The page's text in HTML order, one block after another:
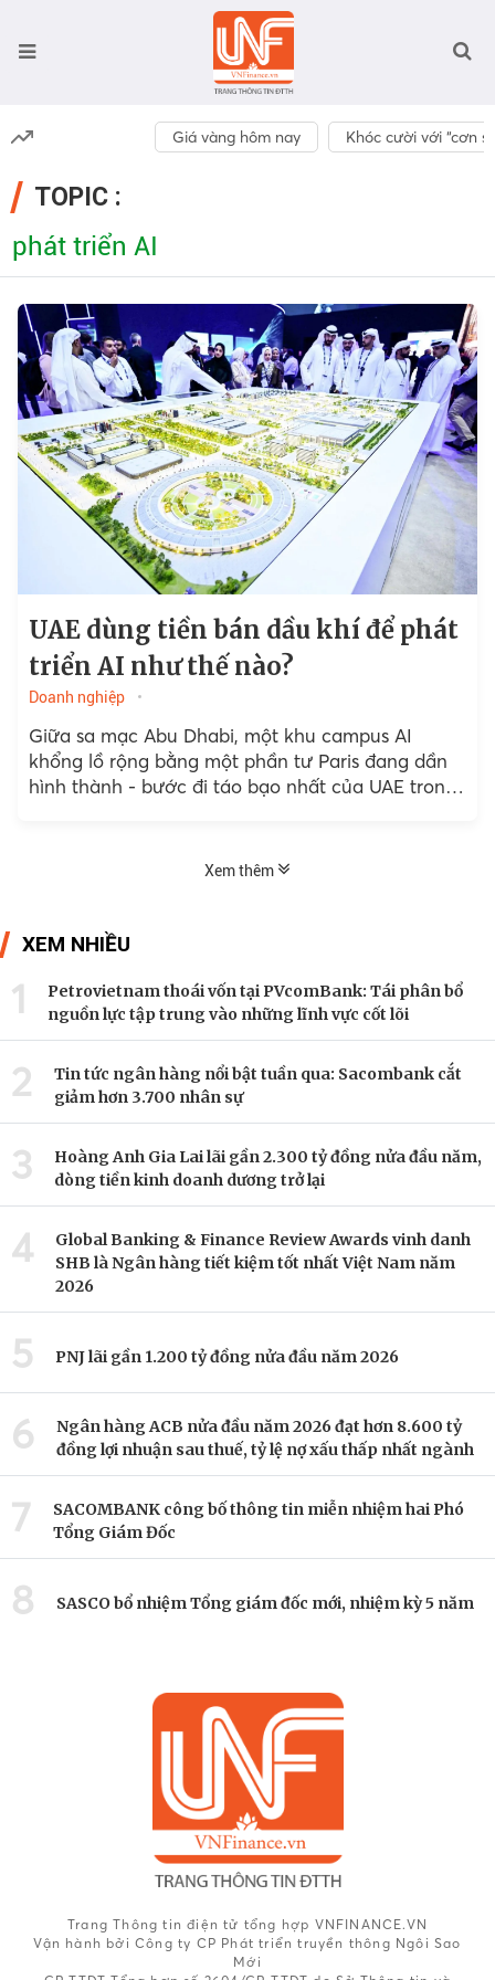
Giá vàng hôm nay Khóc cười với “cơn
TOPIC :
phát triển AI
UAE dùng tiền bán dầu khí để phát
triển AI như thế nào?
Doanh nghiệp
Giữa sa mạc Abu Dhabi, một khu campus AI
khổng lồ rộng bằng một phần tư Paris đang dần
hình thành - bước đi táo bạo nhất của UAE trong
Xem thêm
XEM NHIỀU
1
Petrovietnam thoái vốn tại PVcomBank: Tái phân bổ
nguồn lực tập trung vào những lĩnh vực cốt lõi
2
Tin tức ngân hàng nổi bật tuần qua: Sacombank cắt
giảm hơn 3.700 nhân sự
3
Hoàng Anh Gia Lai lãi gần 2.300 tỷ đồng nửa đầu năm,
dòng tiền kinh doanh dương trở lại
4
Global Banking & Finance Review Awards vinh danh
SHB là Ngân hàng tiết kiệm tốt nhất Việt Nam năm
2026
5 PNJ lãi gần 1.200 tỷ đồng nửa đầu năm 2026
6
Ngân hàng ACB nửa đầu năm 2026 đạt hơn 8.600 tỷ
đồng lợi nhuận sau thuế, tỷ lệ nợ xấu thấp nhất ngành
7
SACOMBANK công bố thông tin miễn nhiệm hai Phó
Tổng Giám Đốc
8 SASCO bổ nhiệm Tổng giám đốc mới, nhiệm kỳ 5 năm
Trang Thông tin điện tử tổng hợp VNFINANCE.VN
Vận hành bởi Công ty CP Phát triển truyền thông Ngôi Sao
Mới